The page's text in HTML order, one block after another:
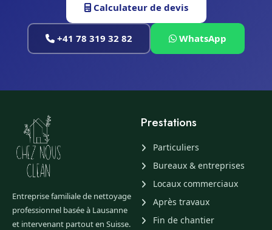
Calculateur de devis
+41 78 319 32 82 WhatsApp
Entreprise familiale de nettoyage
professionnel basée à Lausanne
et intervenant partout en Suisse.
Prestations
Particuliers
Bureaux & entreprises
Locaux commerciaux
Après travaux
Fin de chantier